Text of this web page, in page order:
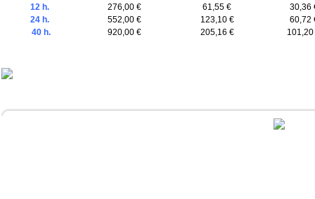
12 h.
276,00 € 61,55 €
30,36
24 h.
552,00 € 123,10 €
60,72
40 h.
920,00 € 205,16 € 101,20